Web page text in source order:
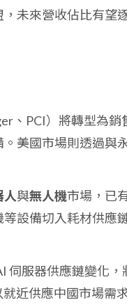
未來營收佔比有望
、PCI）將轉型為
美國市場則透過與
人與無人機市場，已
設備切入耗材供應
伺服器供應鏈變化，
就近供應中國市場需